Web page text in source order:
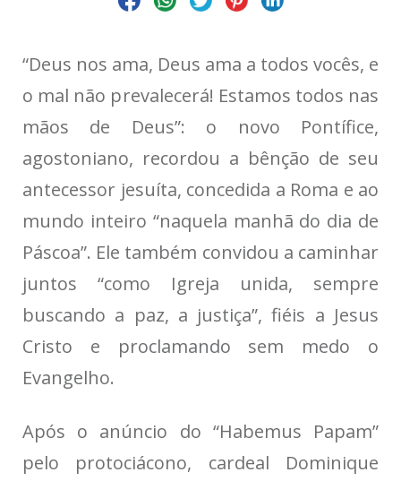
“Deus nos ama, Deus ama a todos vocês, e
o mal não prevalecerá! Estamos todos nas
mãos de Deus”: o novo Pontífice,
agostoniano, recordou a bênção de seu
antecessor jesuíta, concedida a Roma e ao
mundo inteiro “naquela manhã do dia de
Páscoa”. Ele também convidou a caminhar
juntos “como Igreja unida, sempre
buscando a paz, a justiça”, fiéis a Jesus
Cristo e proclamando sem medo o
Evangelho.
Após o anúncio do “Habemus Papam”
pelo protociácono, cardeal Dominique